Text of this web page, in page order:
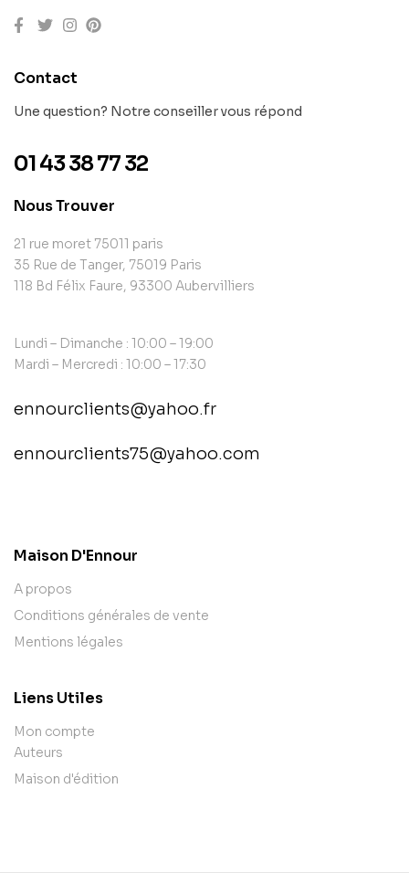
Contact
Une question? Notre conseiller vous répond
01 43 38 77 32
Nous Trouver
21 rue moret 75011 paris
35 Rue de Tanger, 75019 Paris
118 Bd Félix Faure, 93300 Aubervilliers
Lundi – Dimanche : 10:00 – 19:00
Mardi – Mercredi : 10:00 – 17:30
ennourclients@yahoo.fr
ennourclients75@yahoo.com
Maison D'Ennour
A propos
Conditions générales de vente
Mentions légales
Liens Utiles
Mon compte
Auteurs
Maison d'édition